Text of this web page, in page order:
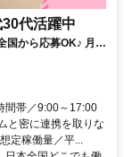
代活躍中
国から応募OK♪ 月稼
間帯／9:00～17:00
と密に連携を取りな
定稼働量／平...